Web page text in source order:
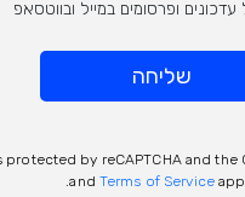
ופרסומים במייל ובווטסאפ
שליחה
protected by reCAPTCHA and the
and Terms of Service